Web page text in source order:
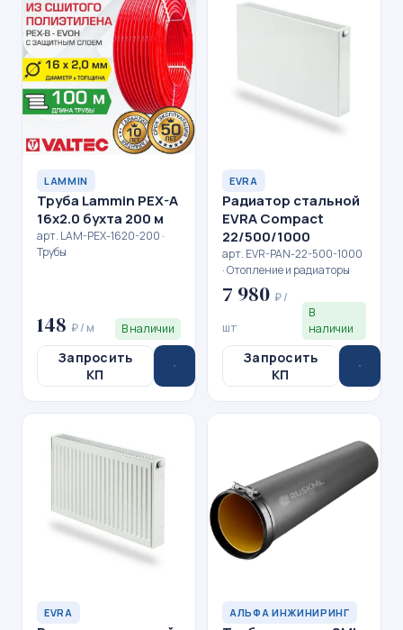
LAMMIN
Труба Lammin PEX-A
16x2.0 бухта 200 м
арт. LAM-PEX-1620-200 ·
Трубы
148 ₽ / м В наличии
Запросить
КП
EVRA
Радиатор стальной
EVRA Compact
22/500/1000
арт. EVR-PAN-22-500-1000
· Отопление и радиаторы
7 980 ₽ /
шт
В
наличии
Запросить
КП
EVRA АЛЬФА ИНЖИНИРИНГ